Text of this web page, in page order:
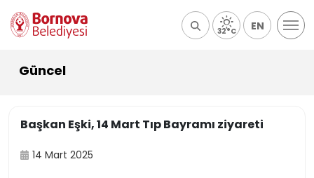
32°C EN
Güncel
Başkan Eşki, 14 Mart Tıp Bayramı ziyareti
14 Mart 2025